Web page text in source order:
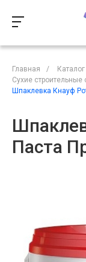
Главная /
Сухие строительные
Шпаклевка Кнауф
Паста